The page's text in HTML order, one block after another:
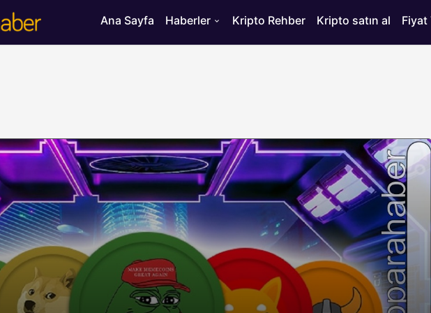
Ana Sayfa Haberler Kripto Rehber Kripto satın al Fiyat
BITCOIN HABERLERI HABERLER